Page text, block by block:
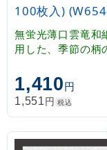
100枚入)
無蛍光薄口雲竜和
用した、季節の柄
性がよく、掛紙と
やわらかな雰囲気
することができま
水性に優れていま
、霧吹き等で湿ら
1,410円
1,551円 税込